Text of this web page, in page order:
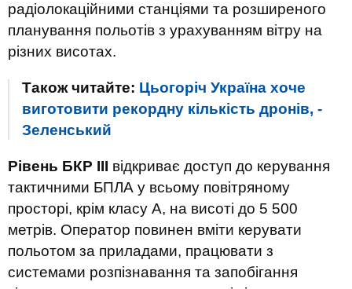
радіолокаційними станціями та розширеного
планування польотів з урахуванням вітру на
різних висотах.
Також читайте: Цьогоріч Україна хоче
виготовити рекордну кількість дронів, -
Зеленський
Рівень БКР ІІІ відкриває доступ до керування
тактичними БПЛА у всьому повітряному
просторі, крім класу А, на висоті до 5 500
метрів. Оператор повинен вміти керувати
польотом за приладами, працювати з
системами розпізнавання та запобігання